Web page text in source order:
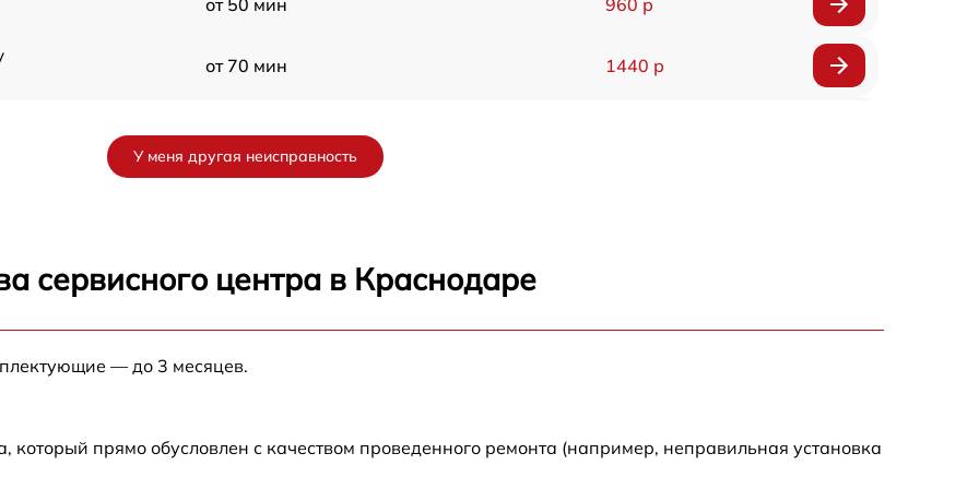
от 50 мин 960 р
от 70 мин 1440 р
от 100 мин
У меня другая неисправность
сервисного центра в Краснодаре
— до 3 месяцев.
который прямо обусловлен с качеством проведенного ремонта (например, неправильная установка